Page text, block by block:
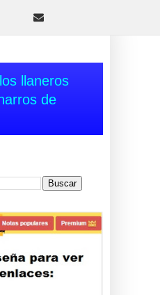
llaneros
de